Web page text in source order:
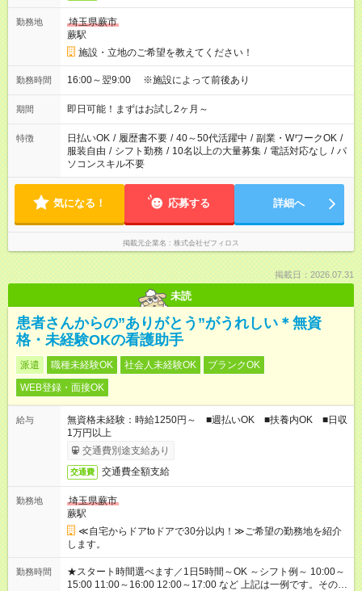
勤務地
埼玉県蕨市
蕨駅
施設・立地のご希望を教えてください！
勤務時間 16:00～翌9:00 ※施設によって前後あり
期間 即日可能！まずはお試し2ヶ月～
特徴 日払いOK / 履歴書不要 / 40～50代活躍中 / 副業・WワークOK /
服装自由 / シフト勤務 / 10名以上の大量募集 / 電話対応なし / パ
ソコンスキル不要
気になる！ 応募する 詳細へ
掲載元企業名 株式会社ゼフィロス
掲載日：2026.07.31
未読
患者さんからの”ありがとう”がうれしい＊無資
格・未経験OKの看護助手
派遣 職種未経験OK 社会人未経験OK
ブランクOK
WEB登録・面接OK
給与
無資格未経験：時給1250円～ ■週払いOK ■扶養内OK ■日収
1万円以上
交通費別途支給あり
交通費 交通費全額支給
勤務地
埼玉県蕨市
蕨駅
≪自宅からドアtoドアで30分以内！≫ご希望の勤務地を紹介
します。
勤務時間
★スタート時間選べます／1日5時間～OK ～シフト例～ 10:00～
15:00 11:00～16:00 12:00～17:00 など 上記は一例です。その他